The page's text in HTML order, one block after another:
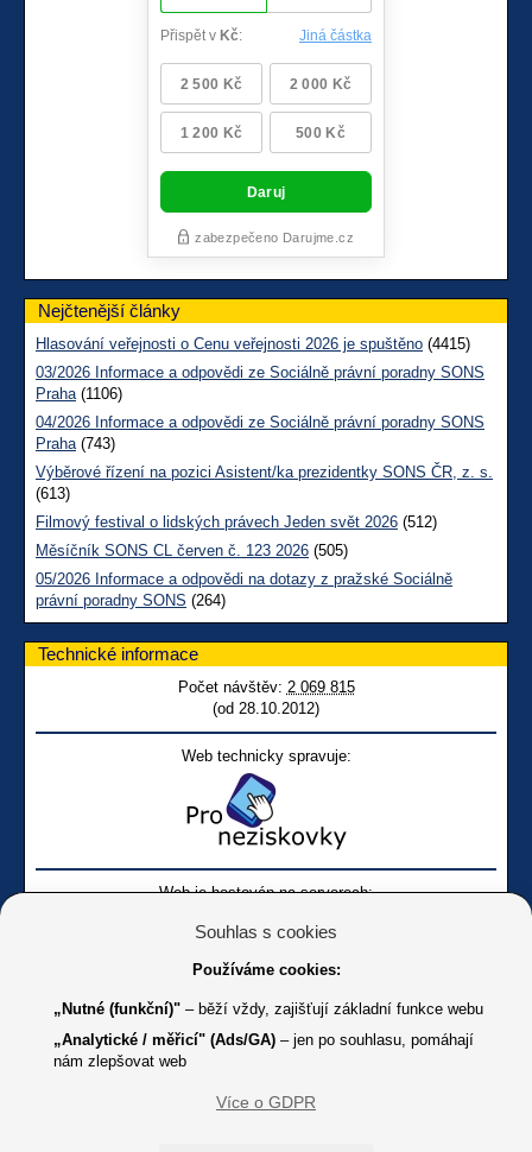
Nejčtenější články
Hlasování veřejnosti o Cenu veřejnosti 2026 je spuštěno (4415)
03/2026 Informace a odpovědi ze Sociálně právní poradny SONS
Praha(1106)
04/2026 Informace a odpovědi ze Sociálně právní poradny SONS
Praha(743)
Výběrové řízení na pozici Asistent/ka prezidentky SONS ČR, z. s.
(613)
Filmový festival o lidských právech Jeden svět 2026 (512)
Měsíčník SONS CL červen č. 123 2026 (505)
05/2026 Informace a odpovědi na dotazy z pražské Sociálně
právní poradny SONS (264)
Technické informace
Počet návštěv: 2 069 815
(od 28.10.2012)
Web technicky spravuje:
Web je hostován na serverech:
Online
Youtube SONS
Souhlas s cookies
Používáme cookies:
„Nutné (funkční)" – běží vždy, zajišťují základní funkce webu
„Analytické / měřicí" (Ads/GA) – jen po souhlasu, pomáhají
nám zlepšovat web
Více o GDPR